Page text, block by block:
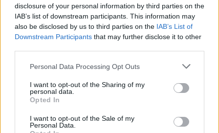
disclosure of your personal information by third parties on the
IAB’s list of downstream participants. This information may
also be disclosed by us to third parties on the IAB’s List of
Downstream Participants that may further disclose it to other
Personal Data Processing Opt Outs
I want to opt-out of the Sharing of my
personal data.
Opted In
I want to opt-out of the Sale of my
Personal Data.